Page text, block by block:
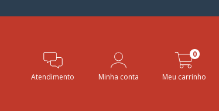
Atendimento Minha conta Meu carrinho
0